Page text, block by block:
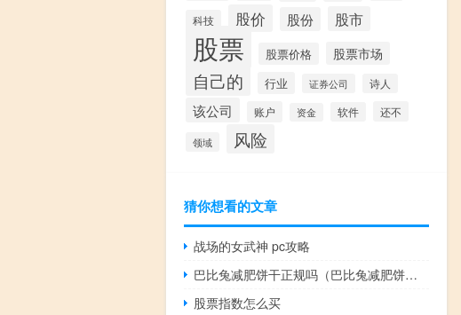
科技 股价 股份 股市
股票 股票价格 股票市场
自己的 行业 证券公司 诗人
该公司 账户 资金 软件 还不
领域 风险
猜你想看的文章
战场的女武神 pc攻略
巴比兔减肥饼干正规吗（巴比兔减肥饼干）
股票指数怎么买